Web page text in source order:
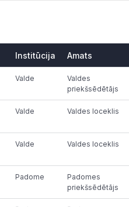
Institūcija Amats
Valde
Valdes
priekšsēdētājs
Valde Valdes loceklis
Valde Valdes loceklis
Padome
Padomes
priekšsēdētājs